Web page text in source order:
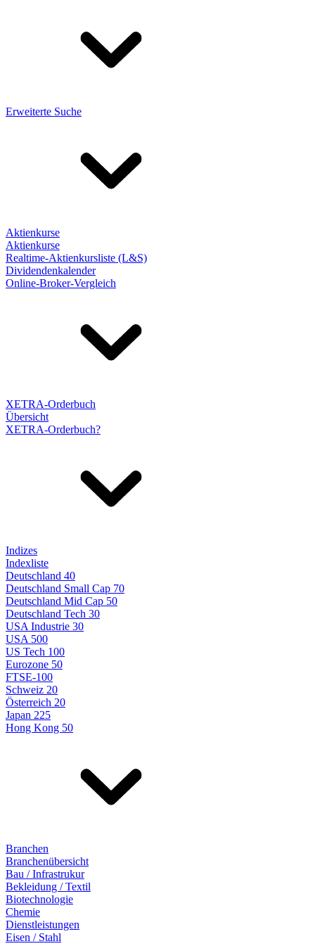
Erweiterte Suche
Aktienkurse
Aktienkurse
Realtime-Aktienkursliste (L&S)
Dividendenkalender
Online-Broker-Vergleich
XETRA-Orderbuch
Übersicht
XETRA-Orderbuch?
Indizes
Indexliste
Deutschland 40
Deutschland Small Cap 70
Deutschland Mid Cap 50
Deutschland Tech 30
USA Industrie 30
USA 500
US Tech 100
Eurozone 50
FTSE-100
Schweiz 20
Österreich 20
Japan 225
Hong Kong 50
Branchen
Branchenübersicht
Bau / Infrastrukur
Bekleidung / Textil
Biotechnologie
Chemie
Dienstleistungen
Eisen / Stahl